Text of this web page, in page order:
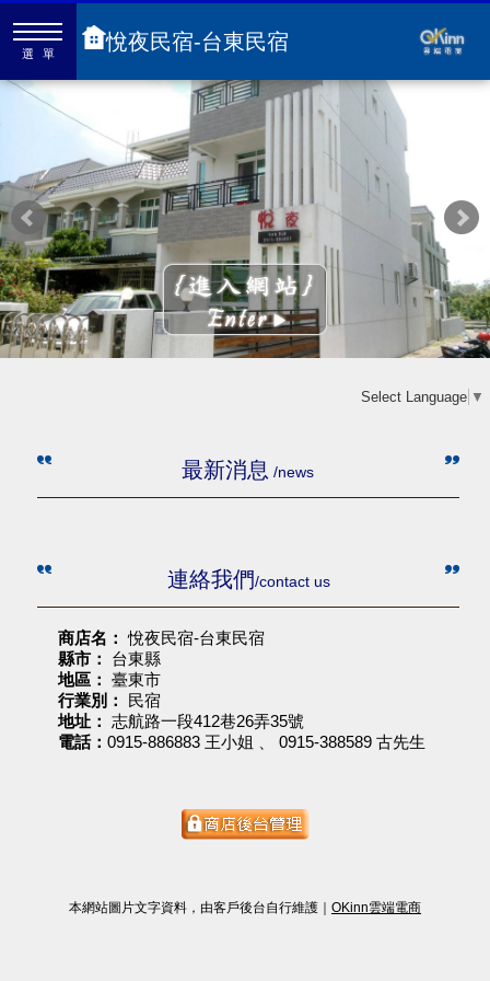
選單 悅夜民宿-台東民宿
Select Language ▼
最新消息 /news
連絡我們/contact us
商店名： 悅夜民宿-台東民宿
縣市：
台東縣
地區： 臺東市
行業別：
民宿
地址： 志航路一段412巷26弄35號
電話： 0915-886883 王小姐 、 0915-388589 古先生
本網站圖片文字資料，由客戶後台自行維護｜ OKinn雲端電商